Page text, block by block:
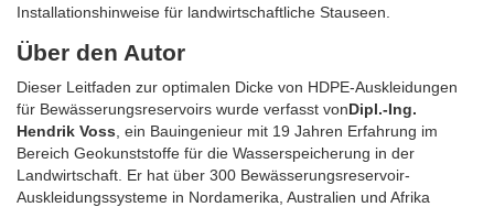
Installationshinweise für landwirtschaftliche Stauseen.
Über den Autor
Dieser Leitfaden zur optimalen Dicke von HDPE-Auskleidungen
für Bewässerungsreservoirs wurde verfasst vonDipl.-Ing.
Hendrik Voss , ein Bauingenieur mit 19 Jahren Erfahrung im
Bereich Geokunststoffe für die Wasserspeicherung in der
Landwirtschaft. Er hat über 300 Bewässerungsreservoir-
Auskleidungssysteme in Nordamerika, Australien und Afrika